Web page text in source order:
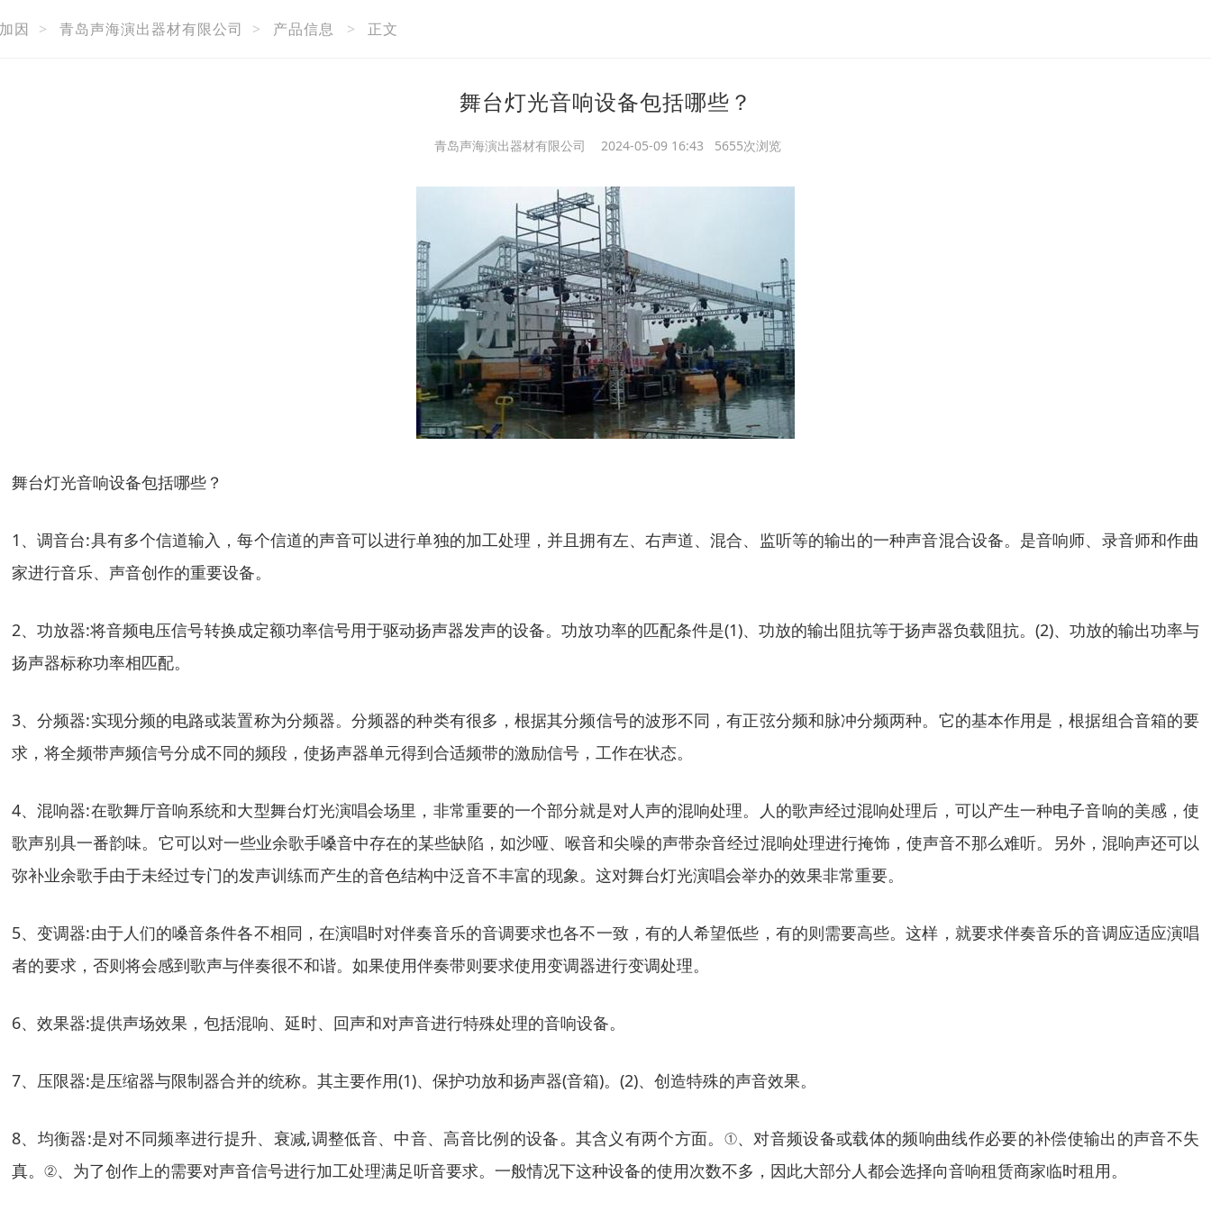
因 > 青岛声海演出器材有限公司 > 产品信息 > 正文
舞台灯光音响设备包括哪些？
青岛声海演出器材有限公司 2024-05-09 16:43 5655次浏览
舞台灯光音响设备包括哪些？
1、调音台:具有多个信道输入，每个信道的声音可以进行单独的加工处理，并且拥有左、右声道、混合、监听等的输出的一种声音混合设备。是音响师、录音师和作曲
家进行音乐、声音创作的重要设备。
2、功放器:将音频电压信号转换成定额功率信号用于驱动扬声器发声的设备。功放功率的匹配条件是(1)、功放的输出阻抗等于扬声器负载阻抗。(2)、功放的输出功率与
扬声器标称功率相匹配。
3、分频器:实现分频的电路或装置称为分频器。分频器的种类有很多，根据其分频信号的波形不同，有正弦分频和脉冲分频两种。它的基本作用是，根据组合音箱的要
求，将全频带声频信号分成不同的频段，使扬声器单元得到合适频带的激励信号，工作在状态。
4、混响器:在歌舞厅音响系统和大型舞台灯光演唱会场里，非常重要的一个部分就是对人声的混响处理。人的歌声经过混响处理后，可以产生一种电子音响的美感，使
歌声别具一番韵味。它可以对一些业余歌手嗓音中存在的某些缺陷，如沙哑、喉音和尖噪的声带杂音经过混响处理进行掩饰，使声音不那么难听。另外，混响声还可以
弥补业余歌手由于未经过专门的发声训练而产生的音色结构中泛音不丰富的现象。这对舞台灯光演唱会举办的效果非常重要。
5、变调器:由于人们的嗓音条件各不相同，在演唱时对伴奏音乐的音调要求也各不一致，有的人希望低些，有的则需要高些。这样，就要求伴奏音乐的音调应适应演唱
者的要求，否则将会感到歌声与伴奏很不和谐。如果使用伴奏带则要求使用变调器进行变调处理。
6、效果器:提供声场效果，包括混响、延时、回声和对声音进行特殊处理的音响设备。
7、压限器:是压缩器与限制器合并的统称。其主要作用(1)、保护功放和扬声器(音箱)。(2)、创造特殊的声音效果。
8、均衡器:是对不同频率进行提升、衰减,调整低音、中音、高音比例的设备。其含义有两个方面。①、对音频设备或载体的频响曲线作必要的补偿使输出的声音不失
真。②、为了创作上的需要对声音信号进行加工处理满足听音要求。一般情况下这种设备的使用次数不多，因此大部分人都会选择向音响租赁商家临时租用。